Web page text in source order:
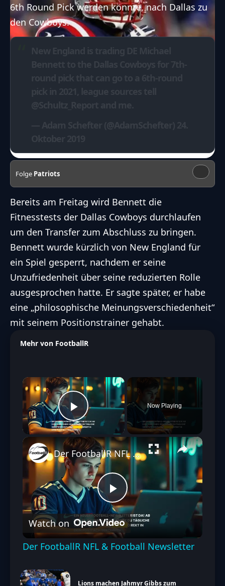
6th Round Pick werden könnte, nach Dallas zu
den Cowboys.
Folge Patriots
Bereits am Freitag wird Bennett die
Fitnesstests der Dallas Cowboys durchlaufen
um den Transfer zum Abschluss zu bringen.
Bennett wurde kürzlich von New England für
ein Spiel gesperrt, nachdem er seine
Unzufriedenheit über seine reduzierten Rolle
ausgesprochen hatte. Er sagte später, er habe
eine „philosophische Meinungsverschiedenheit“
mit seinem Positionstrainer gehabt.
Mehr von FootballR
×
Play Video
Now Playing
Play
Video
Der FootballR NFL & Football Newsletter
Watch on
Der FootballR NFL & Football Newsletter
Lions machen Jahmyr Gibbs zum